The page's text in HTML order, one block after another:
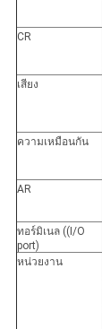
CR
เสียง
ความเหมือนกัน
AR
ทอร์มิเนล ((I/O
port)
หน่วยงาน